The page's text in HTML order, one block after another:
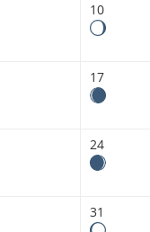
10
17
24
31